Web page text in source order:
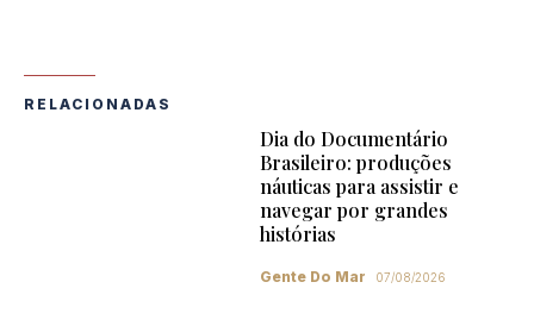
RELACIONADAS
Dia do Documentário
Brasileiro: produções
náuticas para assistir e
navegar por grandes
histórias
Gente Do Mar 07/08/2026